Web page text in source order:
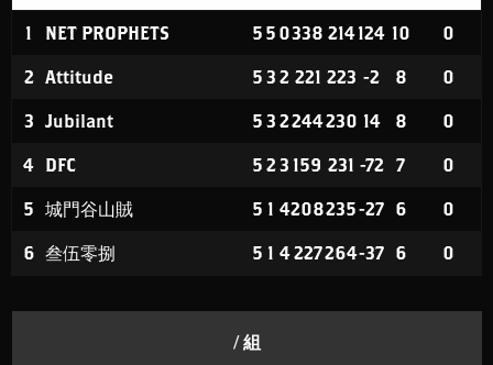
1 NET PROPHETS 5 5 0338 214124 10 0
2 Attitude 5 3 2 221 223 -2 8 0
3 Jubilant 5 3 2244230 14 8 0
4 DFC 5 23 159 231 -72 7 0
5 城門谷山賊 5 1 4208235-27 6 0
6 叁伍零捌 5 1 4227264-37 6 0
/ 組